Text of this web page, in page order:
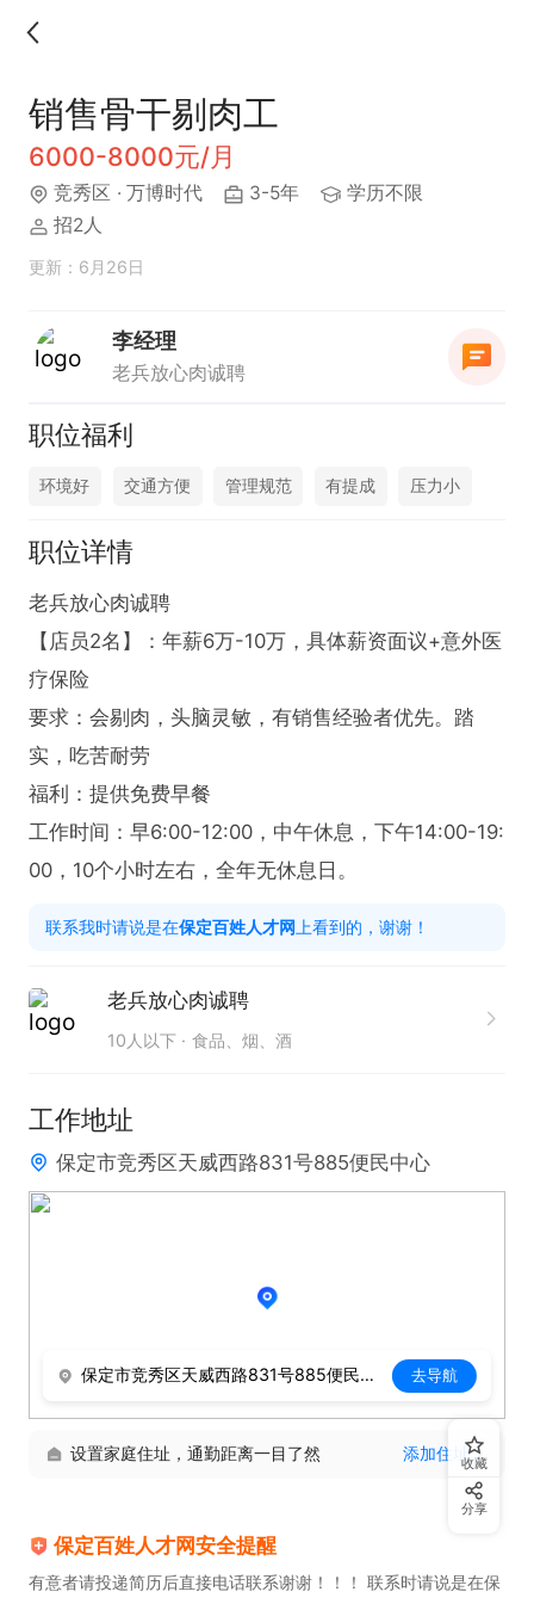
销售骨干剔肉工
6000-8000元/月
竞秀区 · 万博时代 3-5年
学历不限
招2人
更新：6月26日
李经理
老兵放心肉诚聘
职位福利
环境好 交通方便 管理规范 有提成 压力小
职位详情
老兵放心肉诚聘
【店员2名】：年薪6万-10万，具体薪资面议+意外医
疗保险
要求：会剔肉，头脑灵敏，有销售经验者优先。踏
实，吃苦耐劳
福利：提供免费早餐
工作时间：早6:00-12:00，中午休息，下午14:00-19:
00，10个小时左右，全年无休息日。
联系我时请说是在保定百姓人才网 上看到的，谢谢！
老兵放心肉诚聘
10人以下 食品、烟、酒
工作地址
保定市竞秀区天威西路831号885便民中心
保定市竞秀区天威西路831号885便民中心 去导航
设置家庭住址，通勤距离一目了然 添加住址
保定百姓人才网安全提醒
有意者请投递简历后直接电话联系谢谢！！！ 联系时请说是在保
收藏
分享